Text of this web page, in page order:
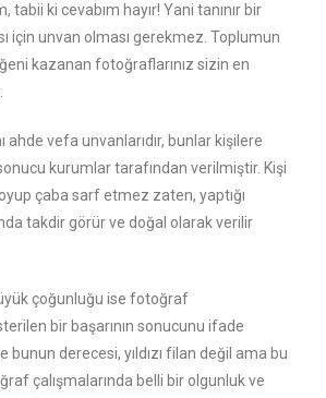
tabii ki cevabım hayır! Yani tanınır bir
için unvan olması gerekmez. Toplumun
kazanan fotoğraflarınız sizin en
ahde vefa unvanlarıdır, bunlar kişilere
kurumlar tarafından verilmiştir. Kişi
çaba sarf etmez zaten, yaptığı
takdir görür ve doğal olarak verilir
çoğunluğu ise fotoğraf
bir başarının sonucunu ifade
bunun derecesi, yıldızı filan değil ama bu
çalışmalarında belli bir olgunluk ve